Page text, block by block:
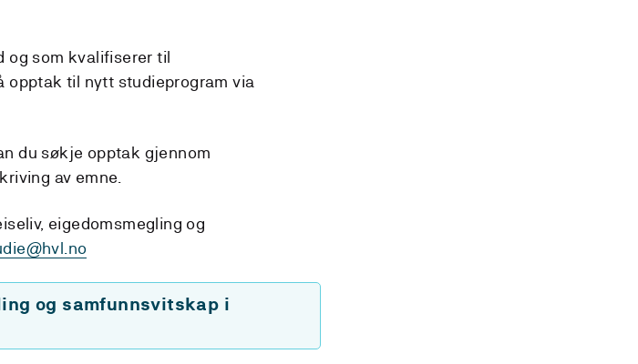
og som kvalifiserer til
opptak til nytt studieprogram via
du søkje opptak gjennom
av emne.
eigedomsmegling og
og samfunnsvitskap i